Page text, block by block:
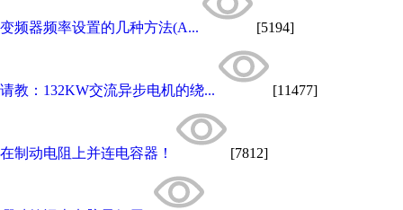
变频器频率设置的几种方法(A... [5194]
请教：132KW交流异步电机的绕... [11477]
在制动电阻上并连电容器！ [7812]